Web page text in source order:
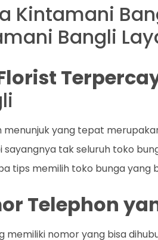
Kintamani
Bangli
menunjuk yang tepat
sayangnya tak seluruh toko
tips memilih toko bunga yang
Telephon
memiliki nomor yang bisa